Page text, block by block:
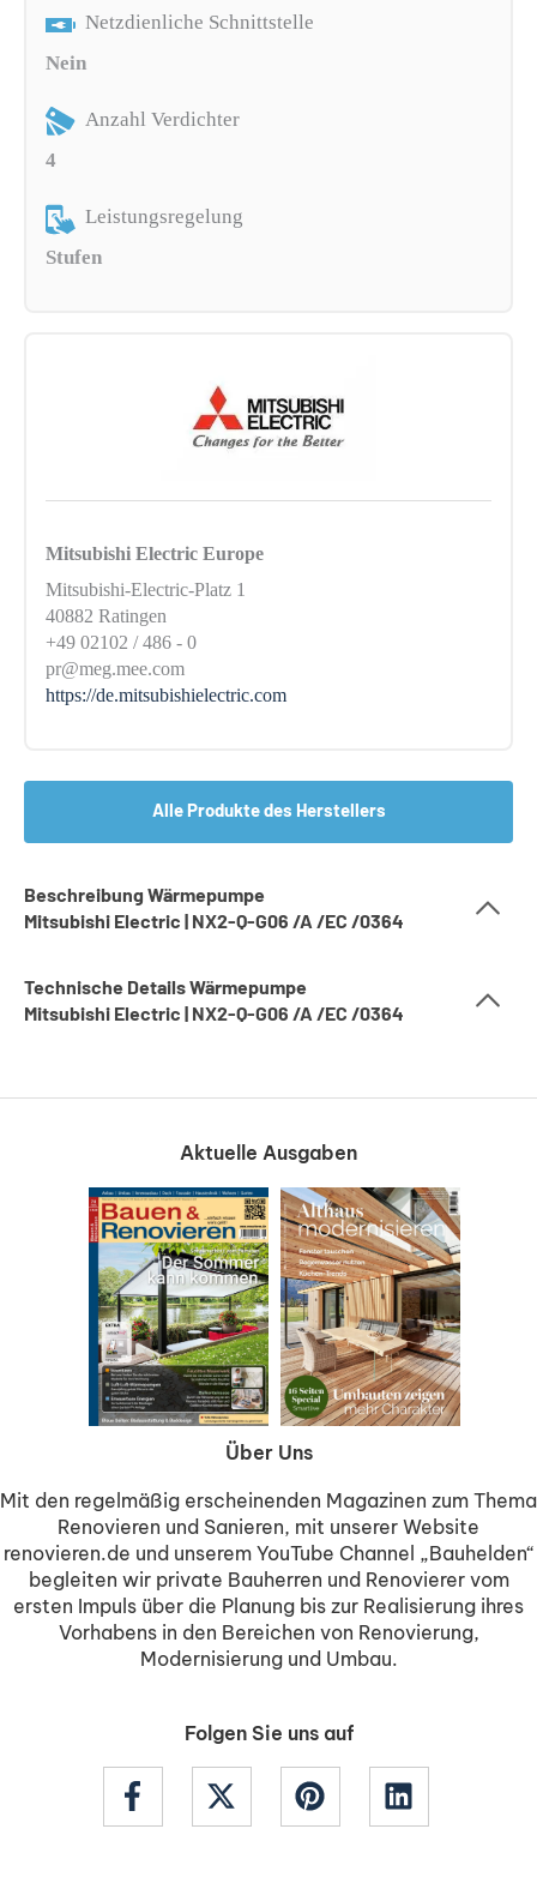
Netzdienliche Schnittstelle
Nein
Anzahl Verdichter
4
Leistungsregelung
Stufen
Mitsubishi Electric Europe
Mitsubishi-Electric-Platz 1
40882 Ratingen
+49 02102 / 486 - 0
pr@meg.mee.com
https://de.mitsubishielectric.com
Alle Produkte des Herstellers
Beschreibung Wärmepumpe
Mitsubishi Electric | NX2-Q-G06 /A /EC /0364
Technische Details Wärmepumpe
Mitsubishi Electric | NX2-Q-G06 /A /EC /0364
Aktuelle Ausgaben
Über Uns
Mit den regelmäßig erscheinenden Magazinen zum Thema
Renovieren und Sanieren, mit unserer Website
renovieren.de und unserem YouTube Channel „Bauhelden“
begleiten wir private Bauherren und Renovierer vom
ersten Impuls über die Planung bis zur Realisierung ihres
Vorhabens in den Bereichen von Renovierung,
Modernisierung und Umbau.
Folgen Sie uns auf